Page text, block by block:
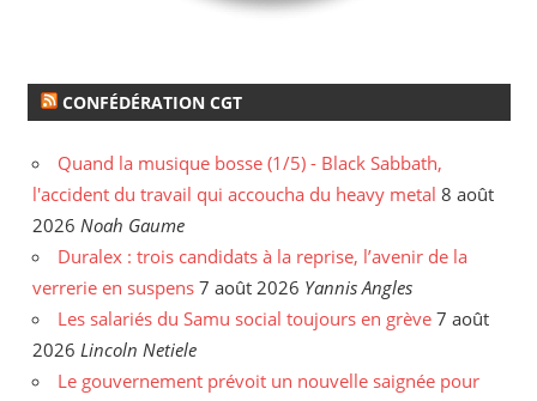
CONFÉDÉRATION CGT
Quand la musique bosse (1/5) - Black Sabbath,
l'accident du travail qui accoucha du heavy metal 8 août
2026 Noah Gaume
Duralex : trois candidats à la reprise, l’avenir de la
verrerie en suspens 7 août 2026 Yannis Angles
Les salariés du Samu social toujours en grève 7 août
2026 Lincoln Netiele
Le gouvernement prévoit un nouvelle saignée pour